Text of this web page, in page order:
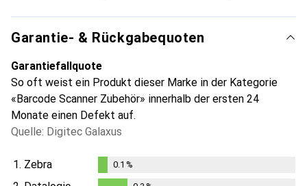
Garantie- & Rückgabequoten
Garantiefallquote
So oft weist ein Produkt dieser Marke in der Kategorie
«Barcode Scanner Zubehör» innerhalb der ersten 24
Monate einen Defekt auf.
Quelle: Digitec Galaxus
1. Zebra
%
0.1 %